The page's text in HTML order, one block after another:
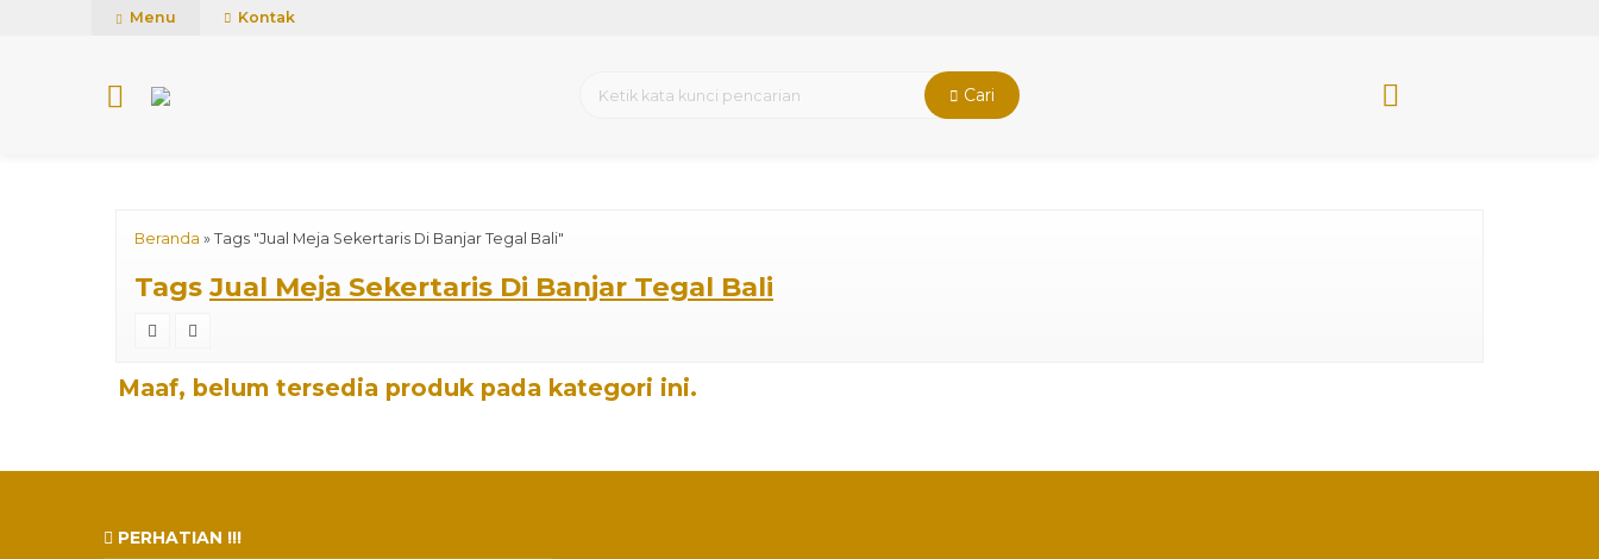
mUCn7CwGawCVTvwq7a99f4AgACOVgZvYEW65FFSDBf0
Menu Kontak
Cari
Beranda » Tags "Jual Meja Sekertaris Di Banjar Tegal Bali"
Tags Jual Meja Sekertaris Di Banjar Tegal Bali
Maaf, belum tersedia produk pada kategori ini.
PERHATIAN !!!